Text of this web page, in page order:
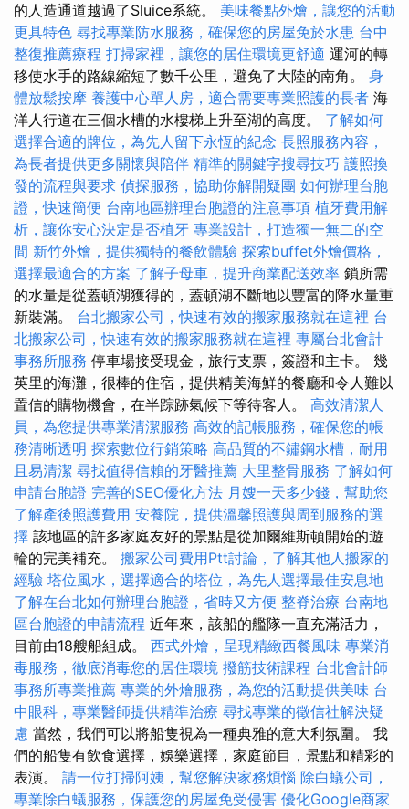
的人造通道越過了Sluice系統。 美味餐點外燴，讓您的活動
更具特色 尋找專業防水服務，確保您的房屋免於水患 台中
整復推薦療程 打掃家裡，讓您的居住環境更舒適 運河的轉
移使水手的路線縮短了數千公里，避免了大陸的南角。 身
體放鬆按摩 養護中心單人房，適合需要專業照護的長者 海
洋人行道在三個水槽的水樓梯上升至湖的高度。 了解如何
選擇合適的牌位，為先人留下永恆的紀念 長照服務內容，
為長者提供更多關懷與陪伴 精準的關鍵字搜尋技巧 護照換
發的流程與要求 偵探服務，協助你解開疑團 如何辦理台胞
證，快速簡便 台南地區辦理台胞證的注意事項 植牙費用解
析，讓你安心決定是否植牙 專業設計，打造獨一無二的空
間 新竹外燴，提供獨特的餐飲體驗 探索buffet外燴價格，
選擇最適合的方案 了解子母車，提升商業配送效率 鎖所需
的水量是從蓋頓湖獲得的，蓋頓湖不斷地以豐富的降水量重
新裝滿。 台北搬家公司，快速有效的搬家服務就在這裡 台
北搬家公司，快速有效的搬家服務就在這裡 專屬台北會計
事務所服務 停車場接受現金，旅行支票，簽證和主卡。 幾
英里的海灘，很棒的住宿，提供精美海鮮的餐廳和令人難以
置信的購物機會，在半踪跡氣候下等待客人。 高效清潔人
員，為您提供專業清潔服務 高效的記帳服務，確保您的帳
務清晰透明 探索數位行銷策略 高品質的不鏽鋼水槽，耐用
且易清潔 尋找值得信賴的牙醫推薦 大里整骨服務 了解如何
申請台胞證 完善的SEO優化方法 月嫂一天多少錢，幫助您
了解產後照護費用 安養院，提供溫馨照護與周到服務的選
擇 該地區的許多家庭友好的景點是從加爾維斯頓開始的遊
輪的完美補充。 搬家公司費用Ptt討論，了解其他人搬家的
經驗 塔位風水，選擇適合的塔位，為先人選擇最佳安息地
了解在台北如何辦理台胞證，省時又方便 整脊治療 台南地
區台胞證的申請流程 近年來，該船的艦隊一直充滿活力，
目前由18艘船組成。 西式外燴，呈現精緻西餐風味 專業消
毒服務，徹底消毒您的居住環境 撥筋技術課程 台北會計師
事務所專業推薦 專業的外燴服務，為您的活動提供美味 台
中眼科，專業醫師提供精準治療 尋找專業的徵信社解決疑
慮 當然，我們可以將船隻視為一種典雅的意大利氛圍。 我
們的船隻有飲食選擇，娛樂選擇，家庭節目，景點和精彩的
表演。 請一位打掃阿姨，幫您解決家務煩惱 除白蟻公司，
專業除白蟻服務，保護您的房屋免受侵害 優化Google商家